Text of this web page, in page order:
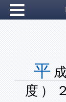
平
度）